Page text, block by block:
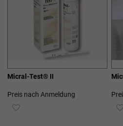
Micral-Test® II
Preis nach Anmeldung
ZUR